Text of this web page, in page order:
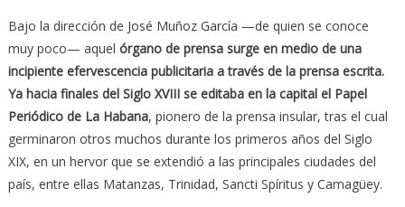
Bajo la dirección de José Muñoz García —de quien se conoce
muy poco— aquel órgano de prensa surge en medio de una
incipiente efervescencia publicitaria a través de la prensa escrita.
Ya hacia finales del Siglo XVIII se editaba en la capital el Papel
Periódico de La Habana, pionero de la prensa insular, tras el cual
germinaron otros muchos durante los primeros años del Siglo
XIX, en un hervor que se extendió a las principales ciudades del
país, entre ellas Matanzas, Trinidad, Sancti Spíritus y Camagüey.